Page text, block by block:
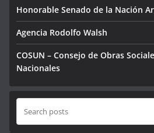
Honorable Senado de la Nación
Agencia Rodolfo Walsh
COSUN – Consejo de Obras
Nacionales